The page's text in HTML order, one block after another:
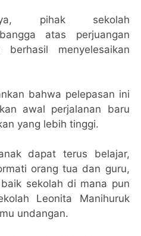
pihak sekolah
atas perjuangan
menyelesaikan
bahwa pelepasan ini
awal perjalanan baru
yang lebih tinggi.
dapat terus belajar,
orang tua dan guru,
sekolah di mana pun
Leonita Manihuruk
undangan.